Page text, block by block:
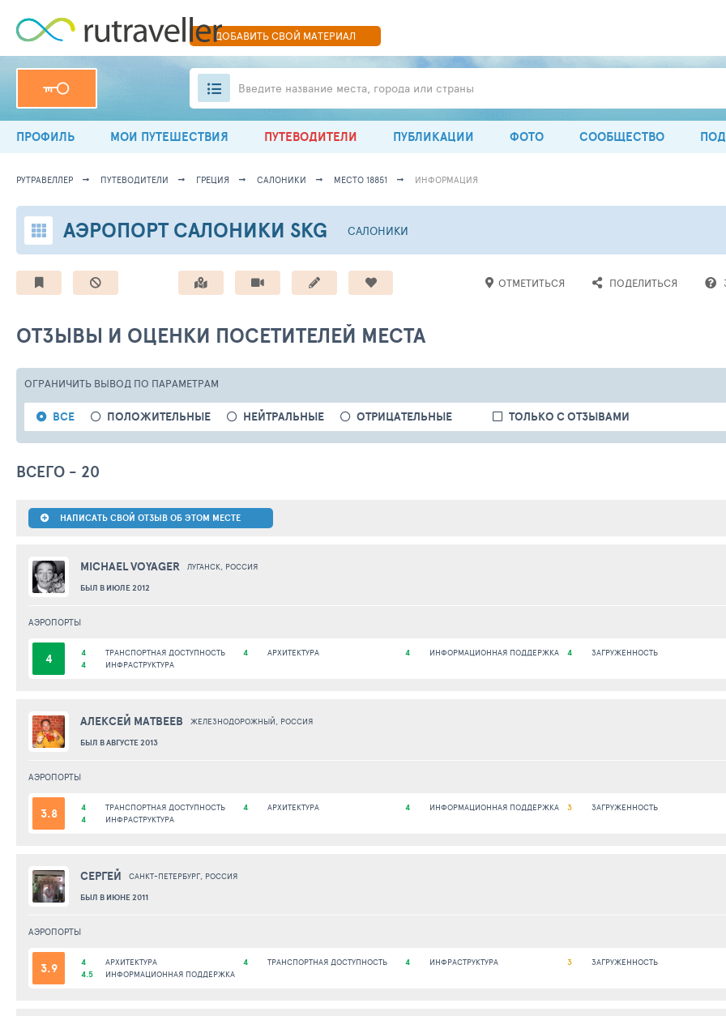
ДОБАВИТЬСВОЙ МАТЕРИАЛ
Введите название места, города или страны
ПРОФИЛЬ МОИ ПУТЕШЕСТВИЯ ПУТЕВОДИТЕЛИ ПУБЛИКАЦИИ ФОТО СООБЩЕСТВО
РУТРАВЕЛЛЕР ПУТЕВОДИТЕЛИ ГРЕЦИЯ САЛОНИКИ МЕСТО 18851 ИНФОРМАЦИЯ
АЭРОПОРТ САЛОНИКИ SKG САЛОНИКИ
ОТМЕТИТЬСЯ ПОДЕЛИТЬСЯ
ОТЗЫВЫ И ОЦЕНКИ ПОСЕТИТЕЛЕЙ МЕСТА
ОГРАНИЧИТЬ ВЫВОД ПО ПАРАМЕТРАМ
ВСЕ ПОЛОЖИТЕЛЬНЫЕ НЕЙТРАЛЬНЫЕ ОТРИЦАТЕЛЬНЫЕ ТОЛЬКО С ОТЗЫВАМИ
ВСЕГО - 20
НАПИСАТЬ СВОЙ ОТЗЫВ ОБ ЭТОМ МЕСТЕ
MICHAEL VOYAGER ЛУГАНСК, РОССИЯ
БЫЛ В ИЮЛЕ 2012
АЭРОПОРТЫ
4 4 ТРАНСПОРТНАЯ ДОСТУПНОСТЬ 4 АРХИТЕКТУРА 4 ИНФОРМАЦИОННАЯ ПОДДЕРЖКА 4 ЗАГРУЖЕННОСТЬ
4 ИНФРАСТРУКТУРА
АЛЕКСЕЙ МАТВЕЕВ ЖЕЛЕЗНОДОРОЖНЫЙ, РОССИЯ
БЫЛ В АВГУСТЕ 2013
АЭРОПОРТЫ
3.8 4 ТРАНСПОРТНАЯ ДОСТУПНОСТЬ 4 АРХИТЕКТУРА 4 ИНФОРМАЦИОННАЯ ПОДДЕРЖКА 3 ЗАГРУЖЕННОСТЬ
4 ИНФРАСТРУКТУРА
СЕРГЕЙ САНКТ-ПЕТЕРБУРГ, РОССИЯ
БЫЛ В ИЮНЕ 2011
АЭРОПОРТЫ
3.9 4 АРХИТЕКТУРА 4 ТРАНСПОРТНАЯ ДОСТУПНОСТЬ 4 ИНФРАСТРУКТУРА 3 ЗАГРУЖЕННОСТЬ
4.5 ИНФОРМАЦИОННАЯ ПОДДЕРЖКА